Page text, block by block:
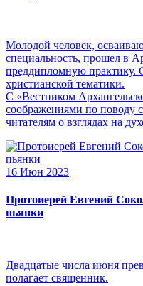
Молодой человек,
специальность, прошел в
преддипломную практику.
христианской тематики.
С «Вестником
соображениями по поводу
читателям о взглядах на
16 Июн 2023
Протоиерей Евгений
пьянки
Двадцатые числа июня
полагает священник.